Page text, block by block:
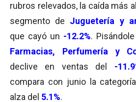
rubros relevados, la caída más
segmento de Juguetería y
que cayó un -12.2%.
Farmacias, Perfumería y
declive en ventas del -
compara con junio la
alza del 5.1%.